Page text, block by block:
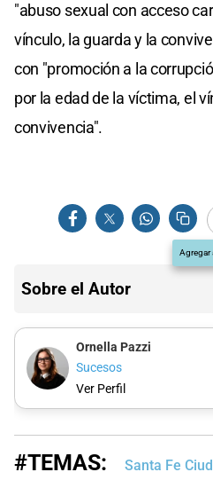
"abuso sexual con acceso
vínculo, la guarda y la
con "promoción a la
por la edad de la víctima, el
convivencia".
Agregar
Sobre el Autor
Ornella Pazzi
Sucesos
Ver Perfil
#TEMAS: Santa Fe